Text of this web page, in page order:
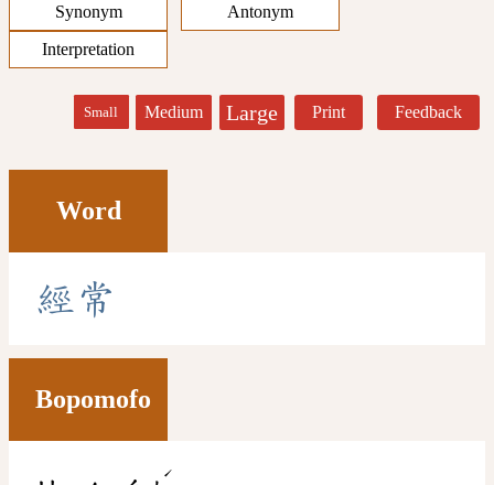
Synonym
Antonym
Interpretation
Small Medium Large Print Feedback
Word
經 常
Bopomofo
ˊ